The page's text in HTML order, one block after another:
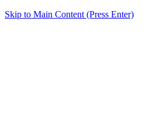
Skip to Main Content (Press Enter)